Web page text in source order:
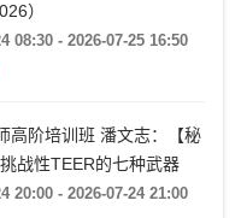
）
08:30 - 2026-07-25 16:50
高阶培训班 潘文志：【秘
战性TEER的七种武器
20:00 - 2026-07-24 21:00